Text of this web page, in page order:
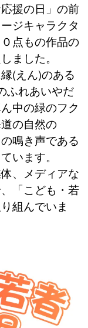
援の日」の前
ジキャラクタ
点もの作品の
ました。
(えん)のある
ふれあいやだ
中の緑のフク
の自然の
鳴き声である
います。
、メディアな
「こども・若
組んでいま